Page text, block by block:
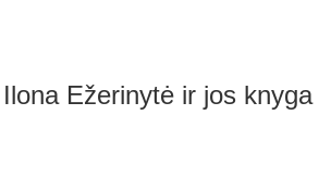
Ežerinytė ir jos knyga